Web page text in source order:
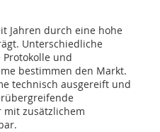
Jahren durch eine hohe
Unterschiedliche
und
bestimmen den Markt.
technisch ausgereift und
zusätzlichem